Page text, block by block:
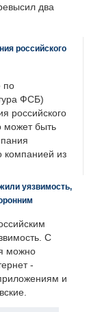
два
российского
по
ФСБ)
российского
может быть
компанией из
уязвимость,
С
можно
-
и